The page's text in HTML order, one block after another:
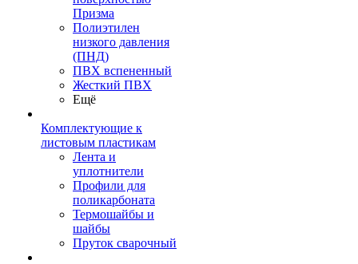
Призма
Полиэтилен
низкого давления
(ПНД)
ПВХ вспененный
Жесткий ПВХ
Ещё
Комплектующие к
листовым пластикам
Лента и
уплотнители
Профили для
поликарбоната
Термошайбы и
шайбы
Пруток сварочный